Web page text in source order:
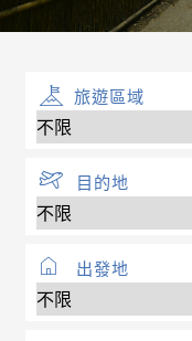
旅遊區域
目的地
出發地